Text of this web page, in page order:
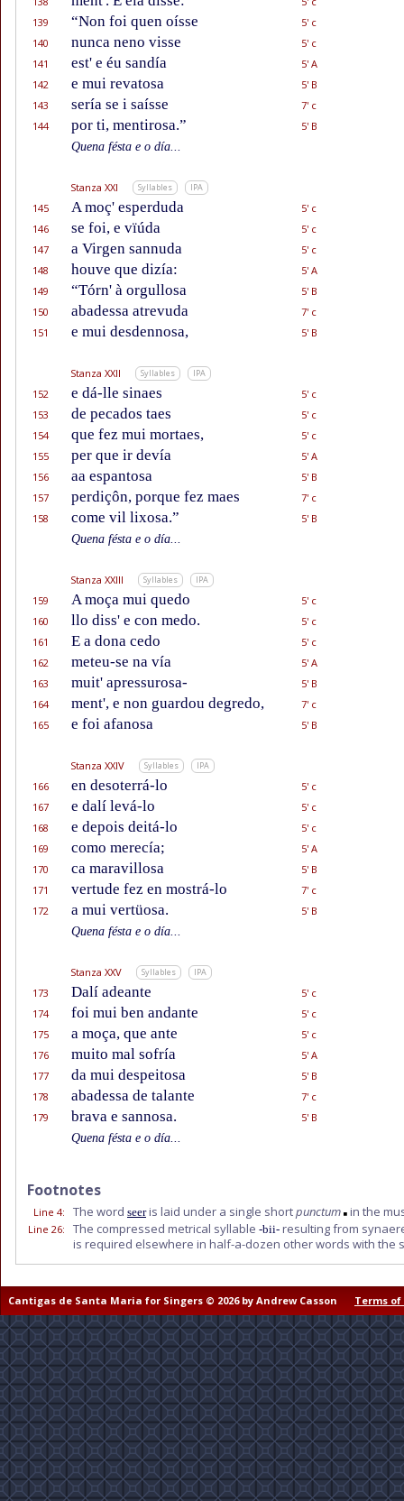
139
“Non foi quen oísse
5' c
140
nunca neno visse
5' c
141
est' e éu sandía
5' A
142
e mui revatosa
5' B
143
sería se i saísse
7' c
144
por ti, mentirosa.”
5' B
Quena fésta e o día...
Stanza XXI Syllables IPA
145 A moç' esperduda
5' c
146
se foi, e vïúda
5' c
147
a Virgen sannuda
5' c
148
houve que dizía:
5' A
149
“Tórn' à orgullosa
5' B
150
abadessa atrevuda
7' c
151
e mui desdennosa, 5' B
Stanza XXII Syllables IPA
152 e dá-lle sinaes
5' c
153
de pecados taes
5' c
154
que fez mui mortaes,
5' c
155
per que ir devía
5' A
156
aa espantosa
5' B
157
perdiçôn, porque fez maes
7' c
158
come vil lixosa.”
5' B
Quena fésta e o día...
Stanza XXIII Syllables IPA
159 A moça mui quedo
5' c
160
llo diss' e con medo.
5' c
161
E a dona cedo
5' c
162
meteu-se na vía
5' A
163
muit' apressurosa-
5' B
164
ment', e non guardou degredo,
7' c
165
e foi afanosa 5' B
Stanza XXIV Syllables IPA
166 en desoterrá-lo
5' c
167
e dalí levá-lo
5' c
168
e depois deitá-lo
5' c
169
como merecía;
5' A
170
ca maravillosa
5' B
171
vertude fez en mostrá-lo
7' c
172
a mui vertüosa.
5' B
Quena fésta e o día...
Stanza XXV Syllables IPA
173 Dalí adeante
5' c
174
foi mui ben andante
5' c
175
a moça, que ante
5' c
176
muito mal sofría
5' A
177
da mui despeitosa
5' B
178
abadessa de talante
7' c
179
brava e sannosa.
5' B
Quena fésta e o día...
Footnotes
Line 4: The word seeris laid under a single shortpunctum in the
Line 26: The compressed metrical syllable -bii- resulting from
is required elsewhere in half-a-dozen other words with the
Cantigas de Santa Maria for Singers © 2026 by Andrew Casson Terms of